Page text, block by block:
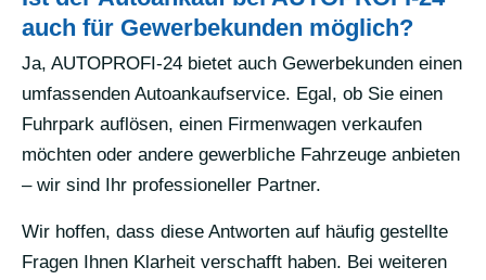
auch für Gewerbekunden möglich?
Ja, AUTOPROFI-24 bietet auch Gewerbekunden einen
umfassenden Autoankaufservice. Egal, ob Sie einen
Fuhrpark auflösen, einen Firmenwagen verkaufen
möchten oder andere gewerbliche Fahrzeuge anbieten
– wir sind Ihr professioneller Partner.
Wir hoffen, dass diese Antworten auf häufig gestellte
Fragen Ihnen Klarheit verschafft haben. Bei weiteren